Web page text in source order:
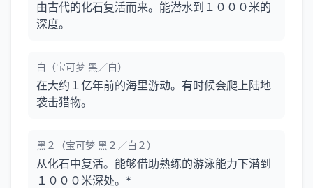
由古代的化石复活而来。能潜水到１０００米的
深度。
白（宝可梦 黑／白）
在大约１亿年前的海里游动。有时候会爬上陆地
袭击猎物。
黑２（宝可梦 黑２／白２）
从化石中复活。能够借助熟练的游泳能力下潜到
１０００米深处。*